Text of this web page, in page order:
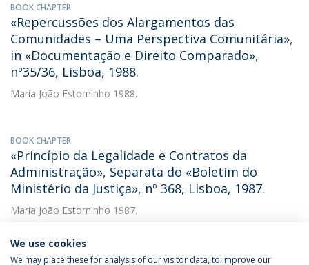
BOOK CHAPTER
«Repercussões dos Alargamentos das
Comunidades – Uma Perspectiva Comunitária»,
in «Documentação e Direito Comparado»,
nº35/36, Lisboa, 1988.
Maria João Estorninho 1988.
BOOK CHAPTER
«Princípio da Legalidade e Contratos da
Administração», Separata do «Boletim do
Ministério da Justiça», nº 368, Lisboa, 1987.
Maria João Estorninho 1987.
We use cookies
We may place these for analysis of our visitor data, to improve our